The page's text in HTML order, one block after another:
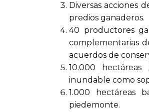
Diversas acciones
predios ganaderos.
40 productores
complementarias
acuerdos de
10.000
inundable como
1.000 hectáreas
piedemonte.